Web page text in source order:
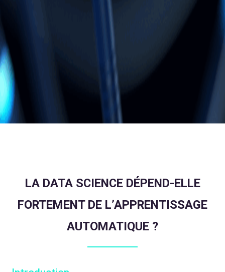
LA DATA SCIENCE DÉPEND-ELLE
FORTEMENT DE L’APPRENTISSAGE
AUTOMATIQUE ?